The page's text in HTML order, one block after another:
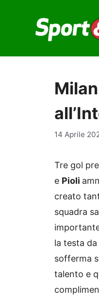
contenuto
14 Aprile
Tre gol
e Pioli
creato
squadra
la testa
sofferma
talento e